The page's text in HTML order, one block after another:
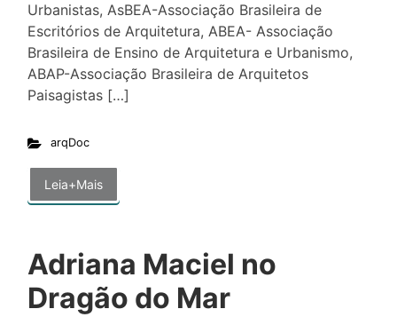
Urbanistas, AsBEA-Associação Brasileira de
Escritórios de Arquitetura, ABEA- Associação
Brasileira de Ensino de Arquitetura e Urbanismo,
ABAP-Associação Brasileira de Arquitetos
Paisagistas […]
arqDoc
Leia+Mais
Adriana Maciel no
Dragão do Mar